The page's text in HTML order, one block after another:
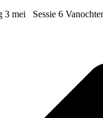
3 mei Sessie 6